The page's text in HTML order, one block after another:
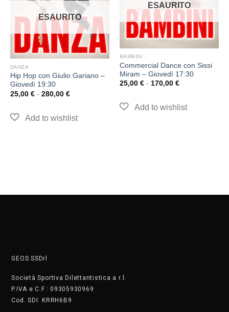
ESAURITO
DANZA
Hip Hop con Giulio Gariano –
Giovedì 19:30
25,00 € - 280,00 €
ESAURITO
BAMBINI
Commercial Dance con Sissi
Miram – Giovedì 17:30
25,00 € - 170,00 €
GEOS SSDrl
Società Sportiva Dilettantistica a r.l.
P.IVA e C.F.: 09305930969
Cod. SDI: KRRH6B9